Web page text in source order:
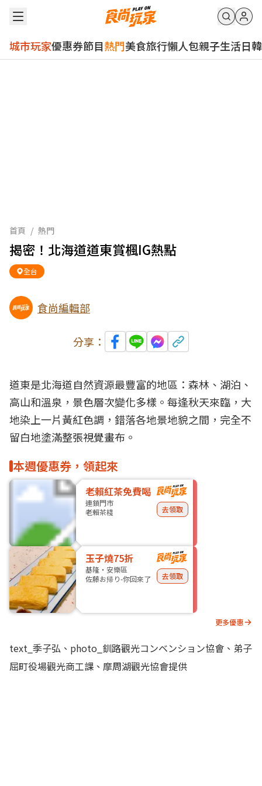
城市玩家優惠券節目熱門美食旅行懶人包親子生活日韓
首頁 / 熱門
揭密！北海道道東賞楓IG熱點
全台
食尚編輯部
分享：
道東是北海道自然資源最豐富的地區：森林、湖泊、
高山和溫泉，景色層次變化多樣。每逢秋天來臨，大
地染上一片黃紅色調，錯落各地景地貌之間，完全不
留白地塗滿整張視覺畫布。
本週優惠券，領起來
老賴紅茶免費喝
連鎖門市
老賴茶棧
去領取
玉子燒75折
基隆・安樂區
佐藤お帰り-你回來了
去領取
更多優惠
text_季子弘、photo_釧路觀光コンベンション協會、弟子
屈町役場觀光商工課、摩周湖觀光協會提供